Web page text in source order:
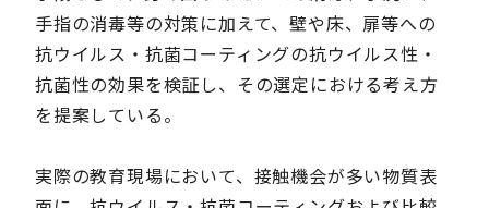
手指の消毒等の対策に加えて、壁や床、扉等への
抗ウイルス・抗菌コーティングの抗ウイルス性・
抗菌性の効果を検証し、その選定における考え方
を提案している。
実際の教育現場において、接触機会が多い物質表